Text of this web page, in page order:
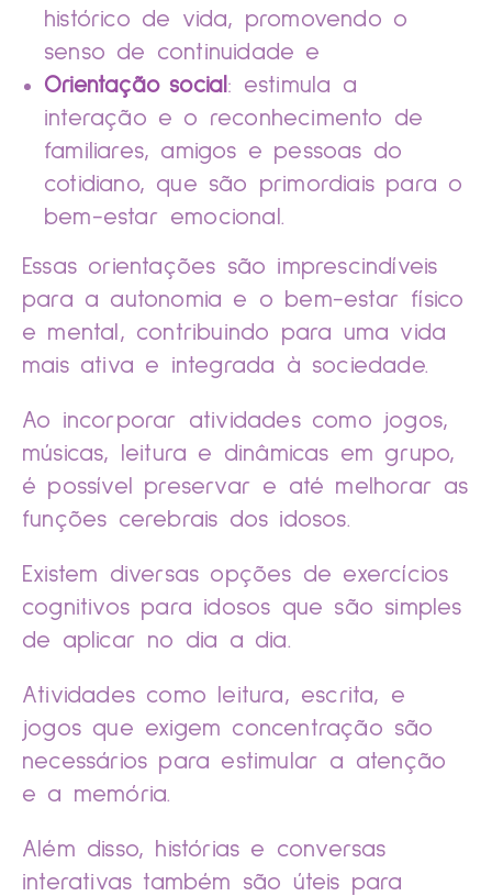
histórico de vida, promovendo o
senso de continuidade e
Orientação social : estimula a
interação e o reconhecimento de
familiares, amigos e pessoas do
cotidiano, que são primordiais para o
bem-estar emocional.
Essas orientações são imprescindíveis
para a autonomia e o bem-estar físico
e mental, contribuindo para uma vida
mais ativa e integrada à sociedade.
Ao incorporar atividades como jogos,
músicas, leitura e dinâmicas em grupo,
é possível preservar e até melhorar as
funções cerebrais dos idosos.
Existem diversas opções de exercícios
cognitivos para idosos que são simples
de aplicar no dia a dia.
Atividades como leitura, escrita, e
jogos que exigem concentração são
necessários para estimular a atenção
e a memória.
Além disso, histórias e conversas
interativas também são úteis para